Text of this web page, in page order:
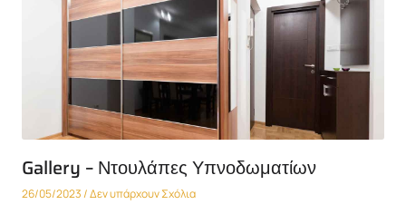
Gallery – Ντουλάπες Υπνοδωματίων
26/05/2023 Δεν υπάρχουν Σχόλια